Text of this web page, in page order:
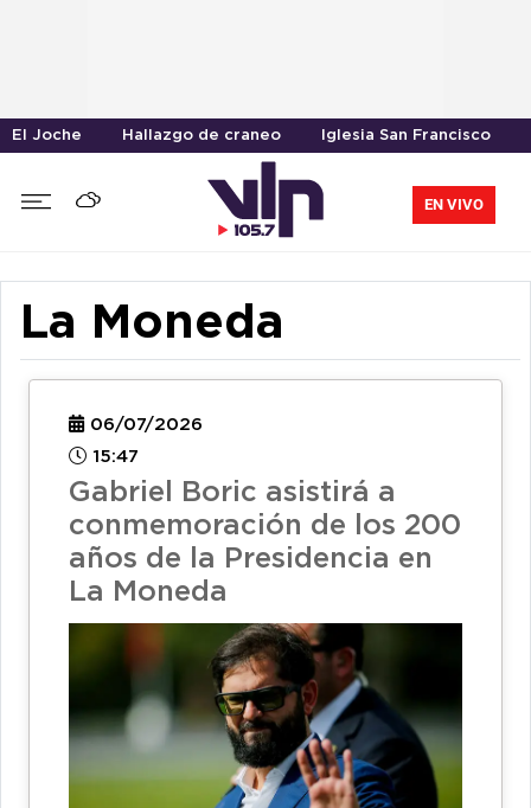
El Joche Hallazgo de craneo Iglesia San Francisco
EN VIVO
La Moneda
06/07/2026
15:47
Gabriel Boric asistirá a
conmemoración de los 200
años de la Presidencia en
La Moneda